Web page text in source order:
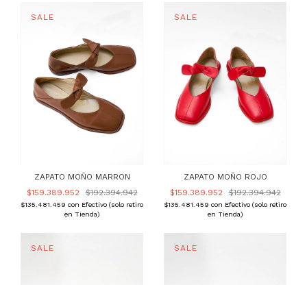
ZAPATO MOÑO MARRON
$159.389.952
$192.394.942
$135.481.459 con Efectivo (solo retiro
en Tienda)
ZAPATO MOÑO ROJO
$159.389.952
$192.394.942
$135.481.459 con Efectivo (solo retiro
en Tienda)